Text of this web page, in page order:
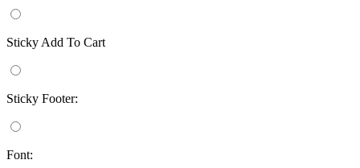
Sticky Add To Cart
Sticky Footer:
Font: